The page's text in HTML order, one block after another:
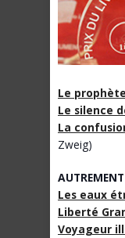
Le prophète
Le silence
La
Zweig)
Les eaux
Liberté
Voyageur